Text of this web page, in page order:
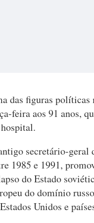
das figuras
feira aos 91 anos,
secretário-geral
1985 e 1991,
do Estado
do domínio
Unidos e